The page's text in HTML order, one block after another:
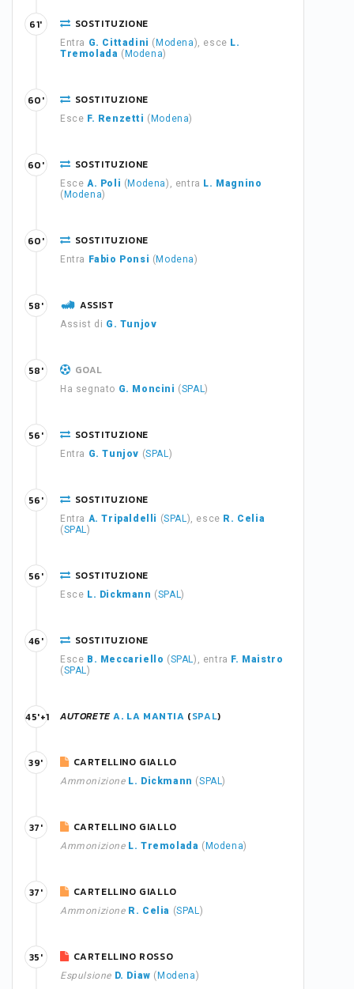
SOSTITUZIONE
Entra G. Cittadini ( Modena), esce L.
Tremolada ( Modena)
61'
SOSTITUZIONE
Esce F. Renzetti ( Modena)
60'
SOSTITUZIONE
Esce A. Poli ( Modena), entra L. Magnino
( Modena)
60'
SOSTITUZIONE
Entra Fabio Ponsi ( Modena)
60'
ASSIST
Assist di G. Tunjov
58'
GOAL
Ha segnato G. Moncini (SPAL)
58'
SOSTITUZIONE
Entra G. Tunjov (SPAL)
56'
SOSTITUZIONE
Entra A. Tripaldelli (SPAL), esce R. Celia
(SPAL)
56'
SOSTITUZIONE
Esce L. Dickmann (SPAL)
56'
SOSTITUZIONE
Esce B. Meccariello (SPAL), entra F. Maistro
(SPAL)
46'
AUTORETE A. LA MANTIA (SPAL)
45'+1
CARTELLINO GIALLO
Ammonizione L. Dickmann (SPAL)
39'
CARTELLINO GIALLO
Ammonizione L. Tremolada ( Modena)
37'
CARTELLINO GIALLO
Ammonizione R. Celia (SPAL)
37'
CARTELLINO ROSSO
Espulsione D. Diaw ( Modena)
35'